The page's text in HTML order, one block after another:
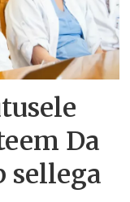
Da
sellega